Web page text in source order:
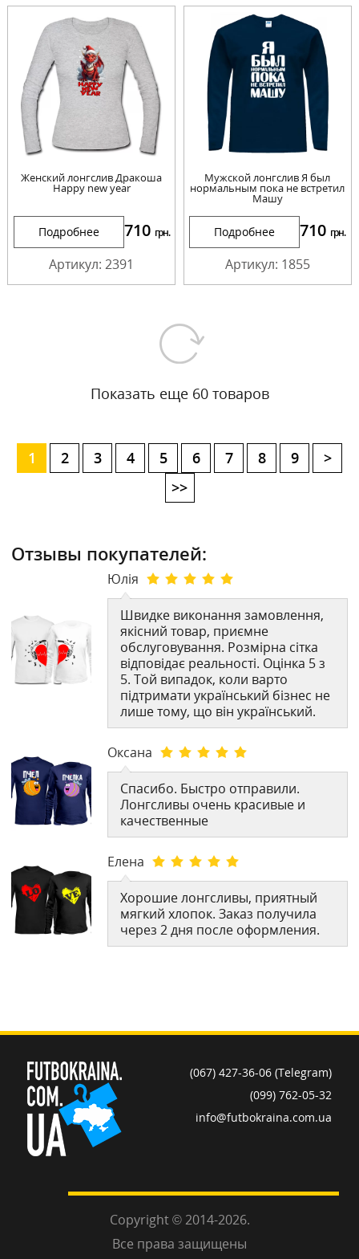
Женский лонгслив Дракоша
Happy new year
Подробнее 710 грн.
Артикул: 2391
Мужской лонгслив Я был
нормальным пока не встретил
Машу
Подробнее 710 грн.
Артикул: 1855
Показать еще 60 товаров
1 2 3 4 5 6 7 8 9
>
>>
Отзывы покупателей:
Юлія
Швидке виконання замовлення,
якісний товар, приємне
обслуговування. Розмірна сітка
відповідає реальності. Оцінка 5 з
5. Той випадок, коли варто
підтримати український бізнес не
лише тому, що він український.
Оксана
Спасибо. Быстро отправили.
Лонгсливы очень красивые и
качественные
Елена
Хорошие лонгсливы, приятный
мягкий хлопок. Заказ получила
через 2 дня после оформления.
(067) 427-36-06 (Telegram)
(099) 762-05-32
info@futbokraina.com.ua
Copyright © 2014-2026.
Все права защищены